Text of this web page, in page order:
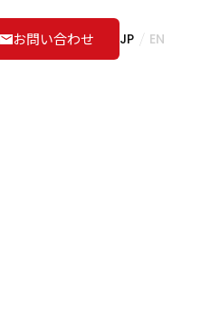
お問い合わせ JP EN